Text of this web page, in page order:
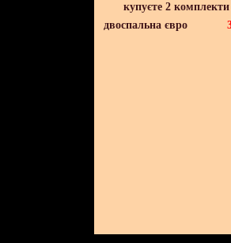
купуєте 2
двоспальна євро